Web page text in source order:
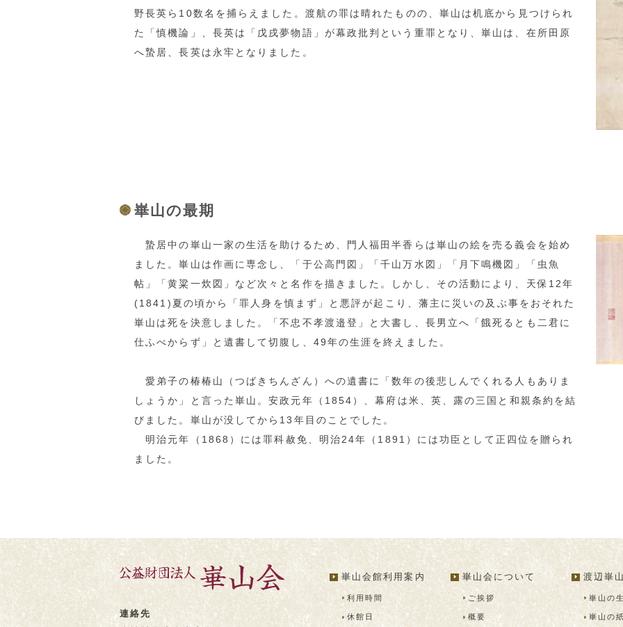
野長英ら10数名を捕らえました。渡航の罪は晴れたものの、崋山は机底から見つけられ
た「慎機論」、長英は「戊戌夢物語」が幕政批判という重罪となり、崋山は、在所田原
へ蟄居、長英は永牢となりました。
崋山の最期
蟄居中の崋山一家の生活を助けるため、門人福田半香らは崋山の絵を売る義会を始め
ました。崋山は作画に専念し、「于公高門図」「千山万水図」「月下鳴機図」「虫魚
帖」「黄粱一炊図」など次々と名作を描きました。しかし、その活動により、天保12年
(1841)夏の頃から「罪人身を慎まず」と悪評が起こり、藩主に災いの及ぶ事をおそれた
崋山は死を決意しました。「不忠不孝渡邉登」と大書し、長男立へ「餓死るとも二君に
仕ふべからず」と遺書して切腹し、49年の生涯を終えました。
愛弟子の椿椿山（つばきちんざん）への遺書に「数年の後悲しんでくれる人もありま
しょうか」と言った崋山。安政元年（1854）、幕府は米、英、露の三国と和親条約を結
びました。崋山が没してから13年目のことでした。
明治元年（1868）には罪科赦免、明治24年（1891）には功臣として正四位を贈られ
ました。
連絡先
崋山会館利用案内
利用時間
休館日
崋山会について
ご挨拶
概要
渡辺崋
崋山の
崋山の